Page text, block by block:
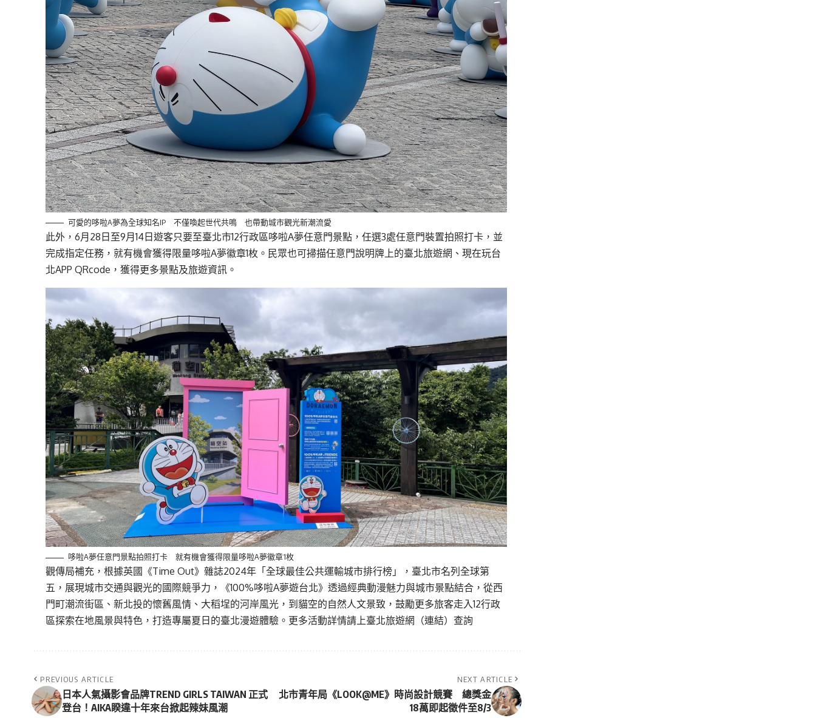
可愛的哆啦A夢為全球知名IP 不僅喚起世代共鳴 也帶動城市觀光新潮流愛
此外，6月28日至9月14日遊客只要至臺北市12行政區哆啦A夢任意門景點，任選3處任意門裝置拍照打卡，並
完成指定任務，就有機會獲得限量哆啦A夢徽章1枚。民眾也可掃描任意門說明牌上的臺北旅遊網、現在玩台
北APP QRcode，獲得更多景點及旅遊資訊。
哆啦A夢任意門景點拍照打卡 就有機會獲得限量哆啦A夢徽章1枚
觀傳局補充，根據英國《Time Out》雜誌2024年「全球最佳公共運輸城市排行榜」，臺北市名列全球第
五，展現城市交通與觀光的國際競爭力，《100%哆啦A夢遊台北》透過經典動漫魅力與城市景點結合，從西
門町潮流街區、新北投的懷舊風情、大稻埕的河岸風光，到貓空的自然人文景致，鼓勵更多旅客走入12行政
區探索在地風景與特色，打造專屬夏日的臺北漫遊體驗。更多活動詳情請上臺北旅遊網（連結）查詢
PREVIOUS ARTICLE
日本人氣攝影會品牌TREND GIRLS TAIWAN 正式
登台！AIKA睽違十年來台掀起辣妹風潮
NEXT ARTICLE
北市青年局《LOOK@ME》時尚設計競賽 總獎金
18萬即起徵件至8/3